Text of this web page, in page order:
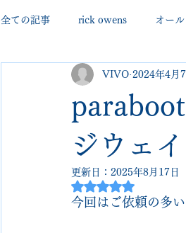
全ての記事 rick owens オー
george cleverley Christian
jimmy choo
edward green
ジウェ
VIVO 2024年4月7
更新日： 2025年8月17日
5つ星のうちNaN
今回はご依頼の多